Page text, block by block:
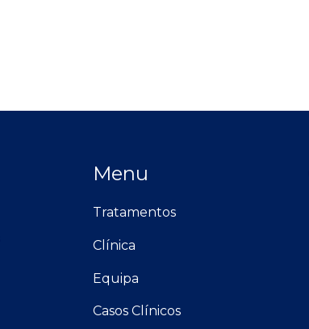
Menu
Tratamentos
Clínica
Equipa
Casos Clínicos